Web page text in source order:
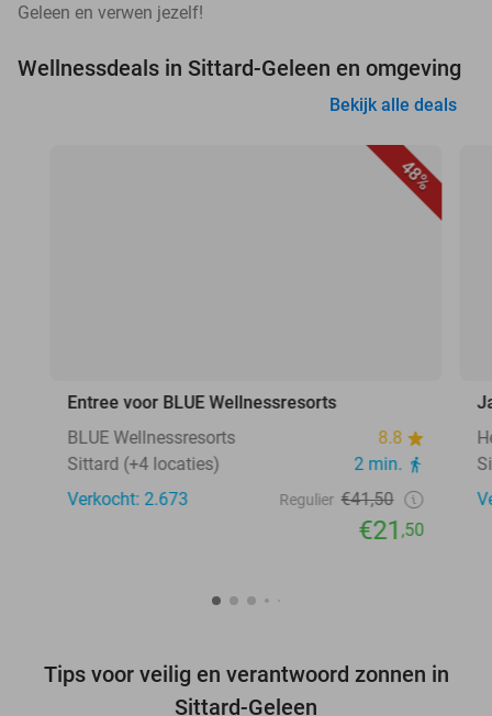
Geleen en verwen jezelf!
Wellnessdeals in Sittard-Geleen en omgeving
Bekijk alle deals
48%
Entree voor BLUE Wellnessresorts
BLUE Wellnessresorts
8.8
Sittard (+4 locaties)
2 min.
Verkocht: 2.673
Regulier €41,50
€21,50
Tips voor veilig en verantwoord zonnen in
Sittard-Geleen